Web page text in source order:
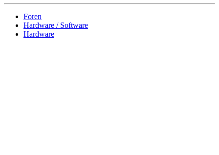
Foren
Hardware / Software
Hardware